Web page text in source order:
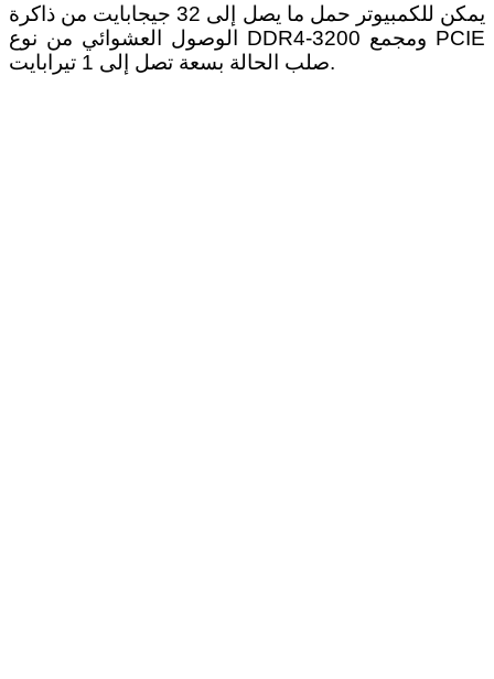
يمكن للكمبيوتر حمل ما يصل إلى 32 جيجابايت من ذاكرة
الوصول العشوائي من نوع DDR4-3200 ومجمع PCIE
صلب الحالة بسعة تصل إلى 1 تيرابايت.